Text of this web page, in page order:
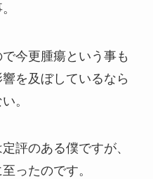
今更腫瘍という事も
を及ぼしているなら
。
評のある僕ですが、
ったのです。